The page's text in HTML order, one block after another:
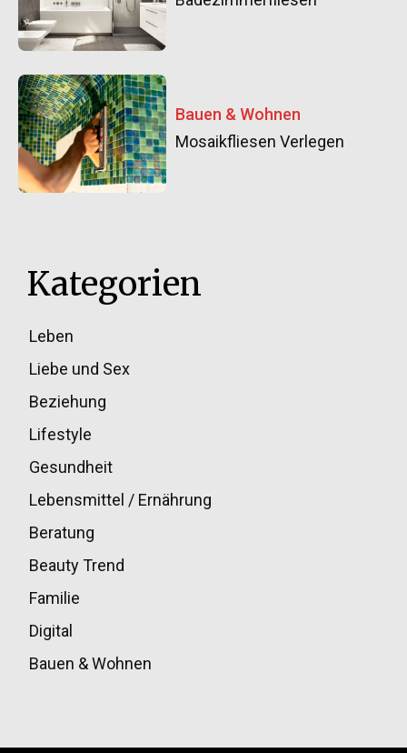
Bauen & Wohnen
Mosaikfliesen Verlegen
Kategorien
Leben
Liebe und Sex
Beziehung
Lifestyle
Gesundheit
Lebensmittel / Ernährung
Beratung
Beauty Trend
Familie
Digital
Bauen & Wohnen